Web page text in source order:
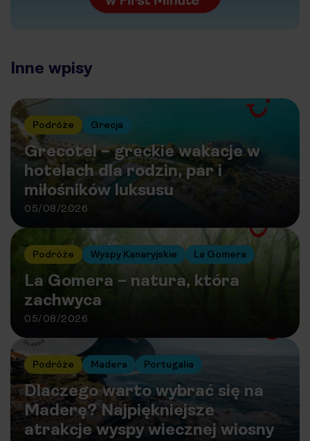
Inne wpisy
Podróże Grecja
Grecotel – greckie wakacje w
hotelach dla rodzin, par i
miłośników luksusu
05/08/2026
Podróże Wyspy Kanaryjskie La Gomera
La Gomera – natura, która
zachwyca
05/08/2026
Podróże Madera Portugalia
Dlaczego warto wybrać się na
Maderę? Najpiękniejsze
atrakcje wyspy wiecznej wiosny